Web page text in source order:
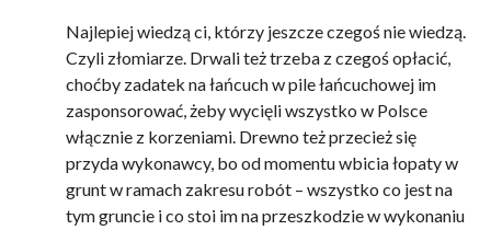
Najlepiej wiedzą ci, którzy jeszcze czegoś nie wiedzą.
Czyli złomiarze. Drwali też trzeba z czegoś opłacić,
choćby zadatek na łańcuch w pile łańcuchowej im
zasponsorować, żeby wycięli wszystko w Polsce
włącznie z korzeniami. Drewno też przecież się
przyda wykonawcy, bo od momentu wbicia łopaty w
grunt w ramach zakresu robót – wszystko co jest na
tym gruncie i co stoi im na przeszkodzie w wykonaniu